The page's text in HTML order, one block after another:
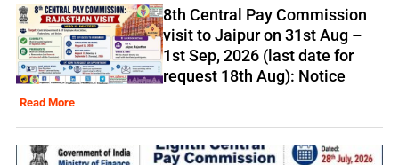
8th Central Pay Commission
visit to Jaipur on 31st Aug –
1st Sep, 2026 (last date for
request 18th Aug): Notice
Read More